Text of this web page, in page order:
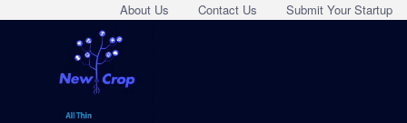
Submit Your Startup
Contact Us
About Us